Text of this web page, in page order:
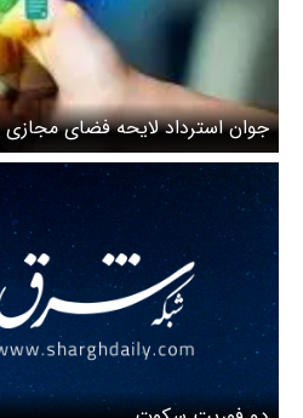
جوان استرد‌اد لایحه فضای مجازی
خواند